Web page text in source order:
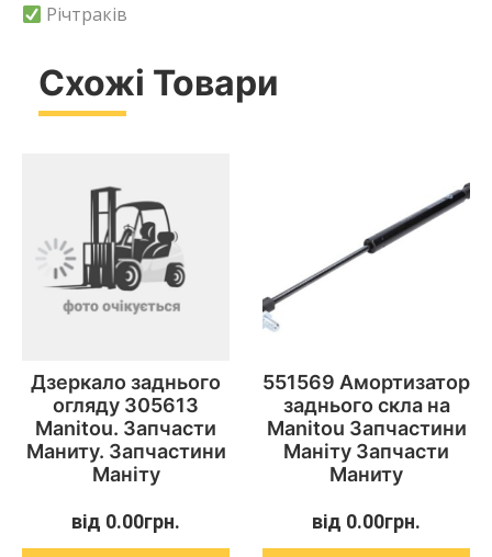
Річтраків
Схожі Товари
Дзеркало заднього
огляду 305613
Manitou. Запчасти
Маниту. Запчастини
Маніту
від 0.00грн.
551569 Амортизатор
заднього скла на
Manitou Запчастини
Маніту Запчасти
Маниту
від 0.00грн.